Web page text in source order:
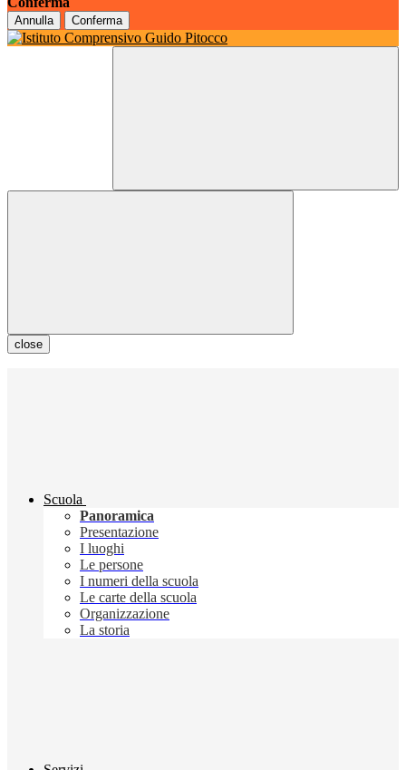
Annulla Conferma
close
Scuola
Panoramica
Presentazione
I luoghi
Le persone
I numeri della scuola
Le carte della scuola
Organizzazione
La storia